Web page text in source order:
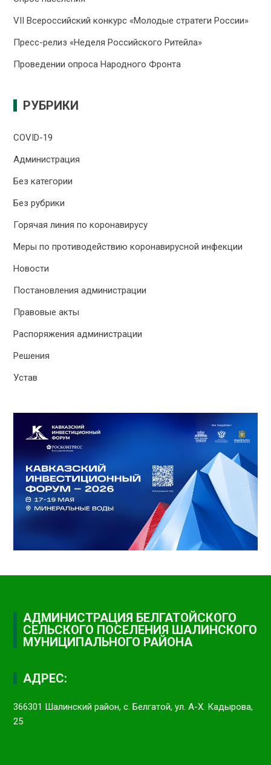
VII Всероссийский конкурс «Молодые стратеги России»
Пресс-релиз «Неделя Российского Ритейла»
Проведении опроса Народного Фронта
РУБРИКИ
COVID-19
Администрация
Без категории
Без рубрики
Горячая линия по коронавирусу
Меры по противодействию коронавирусной инфекции
Новости
Постановления администрации
Правовые акты
Распоряжения администрации
Решения
Устав
АДМИНИСТРАЦИЯ БЕЛГАТОЙСКОГО
СЕЛЬСКОГО ПОСЕЛЕНИЯ ШАЛИНСКОГО
МУНИЦИПАЛЬНОГО РАЙОНА
АДРЕС:
366301 Шалинский район, с. Белгатой, ул. А-Х. Кадырова,
25